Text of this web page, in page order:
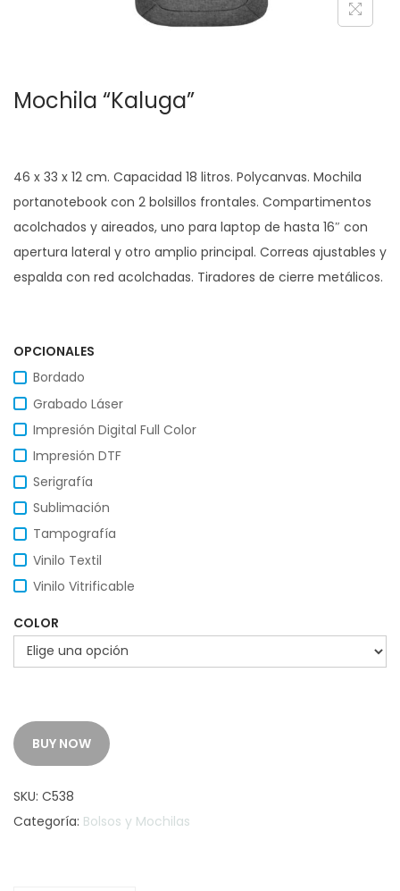
c
d
Mochila “Kaluga”
46 x 33 x 12 cm. Capacidad 18 litros. Polycanvas. Mochila
portanotebook con 2 bolsillos frontales. Compartimentos
acolchados y aireados, uno para laptop de hasta 16″ con
apertura lateral y otro amplio principal. Correas ajustables y
espalda con red acolchadas. Tiradores de cierre metálicos.
OPCIONALES
Bordado
Grabado Láser
Impresión Digital Full Color
Impresión DTF
Serigrafía
Sublimación
Tampografía
Vinilo Textil
Vinilo Vitrificable
COLOR
BUY NOW
SKU: C538
Categoría: Bolsos y Mochilas